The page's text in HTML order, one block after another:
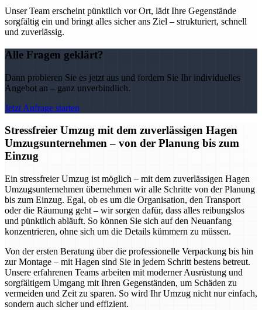
Unser Team erscheint pünktlich vor Ort, lädt Ihre Gegenstände
sorgfältig ein und bringt alles sicher ans Ziel – strukturiert, schnell
und zuverlässig.
Alle Fragen geklärt?
Dann probieren Sie es jetzt aus und fordern Sie Ihr individuelles
Angebot an – ganz unverbindlich.
Jetzt Anfrage starten
Stressfreier Umzug mit dem zuverlässigen Hagen
Umzugsunternehmen – von der Planung bis zum
Einzug
Ein stressfreier Umzug ist möglich – mit dem zuverlässigen Hagen
Umzugsunternehmen übernehmen wir alle Schritte von der Planung
bis zum Einzug. Egal, ob es um die Organisation, den Transport
oder die Räumung geht – wir sorgen dafür, dass alles reibungslos
und pünktlich abläuft. So können Sie sich auf den Neuanfang
konzentrieren, ohne sich um die Details kümmern zu müssen.
Von der ersten Beratung über die professionelle Verpackung bis hin
zur Montage – mit Hagen sind Sie in jedem Schritt bestens betreut.
Unsere erfahrenen Teams arbeiten mit moderner Ausrüstung und
sorgfältigem Umgang mit Ihren Gegenständen, um Schäden zu
vermeiden und Zeit zu sparen. So wird Ihr Umzug nicht nur einfach,
sondern auch sicher und effizient.